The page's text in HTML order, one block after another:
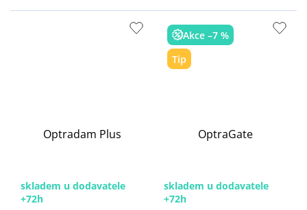
Optradam Plus
skladem u dodavatele
+72h
Akce –7 %
Tip
OptraGate
skladem u dodavatele
+72h